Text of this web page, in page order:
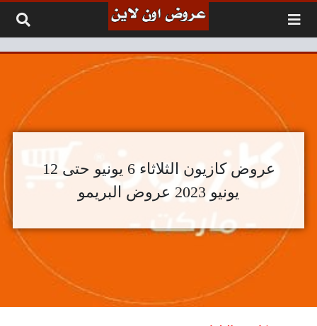
عروض كازيون الثلاثاء 6 يونيو حتى 12
يونيو 2023 عروض البريمو